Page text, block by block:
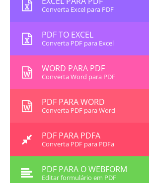
Converta Excel para PDF
PDF TO EXCEL
Converta PDF para Excel
WORD PARA PDF
Converta Word para PDF
PDF PARA WORD
Converta PDF para Word
PDF PARA PDFA
Converta PDF para PDFa
PDF PARA O WEBFORM
Editar formulário em PDF